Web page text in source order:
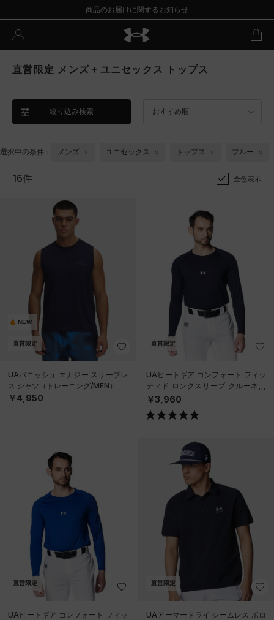
商品のお届けに関するお知らせ
直営限定 メンズ＋ユニセックス トップス
絞り込み検索 おすすめ順
選択中の条件： メンズ ユニセックス トップス ブルー
16件 全色表示
NEW
直営限定
UAバニッシュ エナジー スリーブレ
ス シャツ（トレーニング/MEN）
￥4,950
直営限定
UAヒートギア コンフォート フィッ
ティド ロングスリーブ クルーネッ
ク シャツ（ベースボール/MEN）
￥3,960
直営限定
UAヒートギア コンフォート フィッ
直営限定
UAアーマードライ シームレス ポロ